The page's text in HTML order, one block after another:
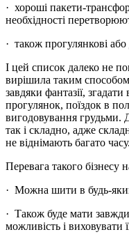
· хороші пакети-
необхідності
· також прогулянкові
І цей список далеко не
вирішила таким способом
завдяки фантазії, згадати
прогулянок, поїздок в
вигодовування грудьми.
так і складно, адже
не віднімають багато часу.
Перевага такого бізнесу
· Можна шити в будь-
· Також буде мати
можливість і виховувати